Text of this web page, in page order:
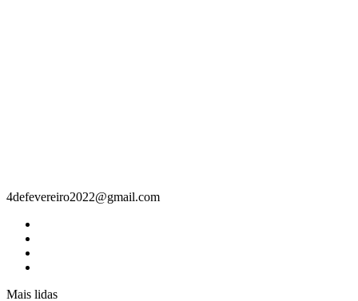
4defevereiro2022@gmail.com
Mais lidas